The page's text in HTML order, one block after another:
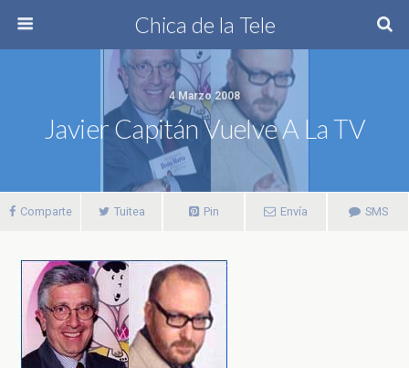
Chica de la Tele
4 Marzo 2008
Javier Capitán Vuelve A La TV
Comparte Tuitea Pin Envía SMS